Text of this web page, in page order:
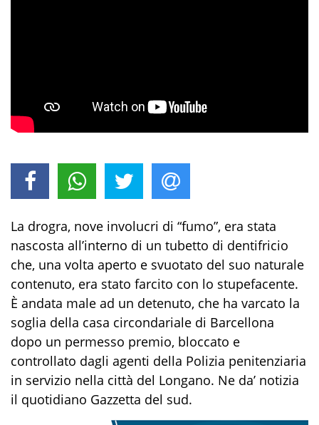
La drogra, nove involucri di “fumo”, era stata
nascosta all’interno di un tubetto di dentifricio
che, una volta aperto e svuotato del suo naturale
contenuto, era stato farcito con lo stupefacente.
È andata male ad un detenuto, che ha varcato la
soglia della casa circondariale di Barcellona
dopo un permesso premio, bloccato e
controllato dagli agenti della Polizia penitenziaria
in servizio nella città del Longano. Ne da’ notizia
il quotidiano Gazzetta del sud.